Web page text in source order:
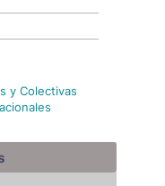
y Colectivas